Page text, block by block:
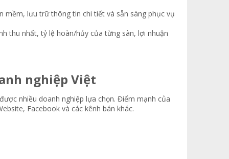
mềm, lưu trữ thông tin chi tiết và sẵn sàng phục vụ
thu nhất, tỷ lệ hoàn/hủy của từng sàn, lợi nhuận
nghiệp Việt​
nhiều doanh nghiệp lựa chọn. Điểm mạnh của
Facebook và các kênh bán khác.